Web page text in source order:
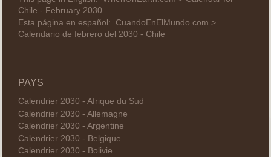
Chile - February 2030
Esta página en español: CuandoEnElMundo.com >
Calendario de febrero del 2030 - Chile
PAYS
Calendrier 2030 - Afrique du Sud
Calendrier 2030 - Allemagne
Calendrier 2030 - Argentine
Calendrier 2030 - Belgique
Calendrier 2030 - Bolivie